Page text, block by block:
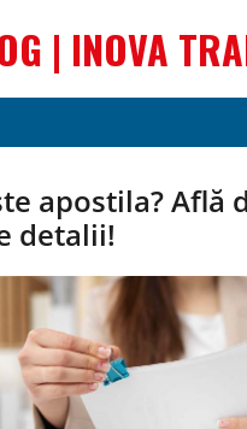
| INOVA
apostila? Află
detalii!